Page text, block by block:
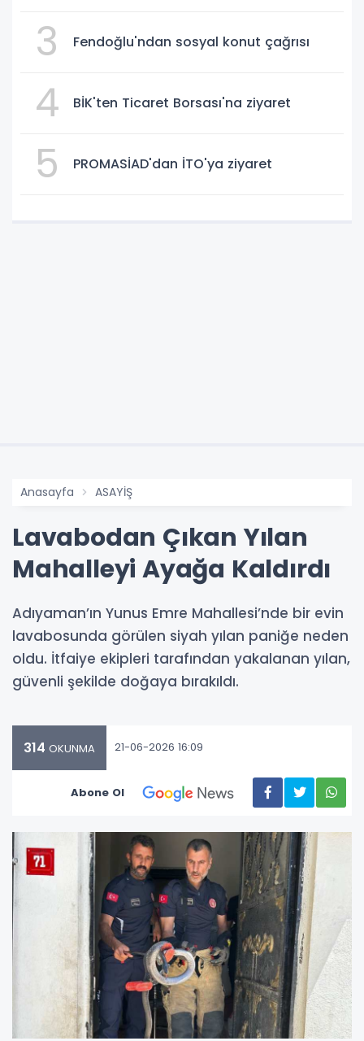
3
Fendoğlu'ndan sosyal konut çağrısı
4 BİK'ten Ticaret Borsası'na ziyaret
5 PROMASİAD'dan İTO'ya ziyaret
Anasayfa ASAYİŞ
Lavabodan Çıkan Yılan
Mahalleyi Ayağa Kaldırdı
Adıyaman’ın Yunus Emre Mahallesi’nde bir evin
lavabosunda görülen siyah yılan paniğe neden
oldu. İtfaiye ekipleri tarafından yakalanan yılan,
güvenli şekilde doğaya bırakıldı.
314 OKUNMA 21-06-2026 16:09
Abone Ol